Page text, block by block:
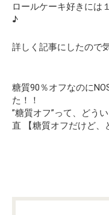
ロールケーキ好きには
♪
詳しく記事にしたので
糖質90％オフなのに
た！！
”糖質オフ”って、どう
直 【糖質オフだけど、